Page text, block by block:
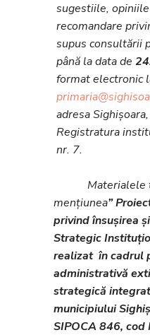
sugestiile,
recomandare
supus consultării
până la data de
format electronic
adresa
Registratura
nr. 7.
Materialele
mențiunea”
privind însușirea
Strategic
realizat în cadrul
administrativă
strategică
municipiului
SIPOCA 846, cod